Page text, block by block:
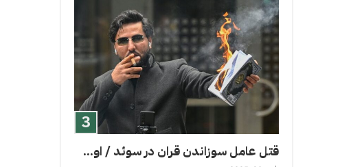
قتل عامل سوزاندن قران در سوئد / او...